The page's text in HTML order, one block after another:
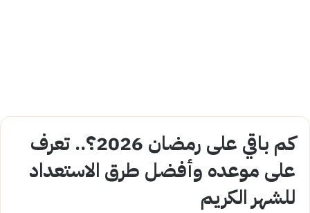
كم باقي على رمضان 2026؟.. تعرف
على موعده وأفضل طرق الاستعداد
للشهر الكريم